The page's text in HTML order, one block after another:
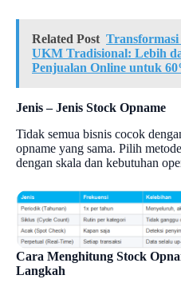
Related Post
UKM Tradisional: Lebih
Penjualan Online untuk
Jenis – Jenis Stock Opname
Tidak semua bisnis cocok
opname yang sama. Pilih
dengan skala dan kebutuhan
Cara Menghitung Stock
Langkah